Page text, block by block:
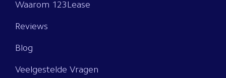
Waarom 123Lease
Reviews
Blog
Veelgestelde Vragen